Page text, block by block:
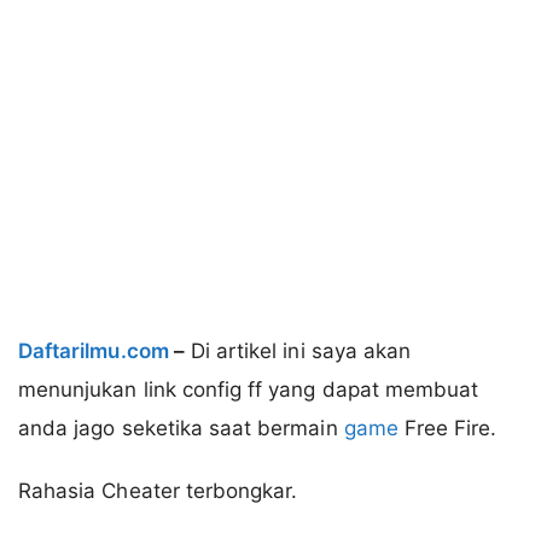
Daftarilmu.com–Di artikel ini saya akan
menunjukan link config ff yang dapat membuat
anda jago seketika saat bermain game Free Fire.
Rahasia Cheater terbongkar.